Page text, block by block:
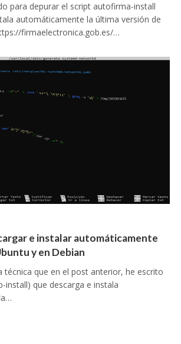
para depurar el script autofirma-install
automáticamente la última versión de
firmaelectronica.gob.es/…
e instalar automáticamente
y en Debian
técnica que en el post anterior, he escrito
install) que descarga e instala